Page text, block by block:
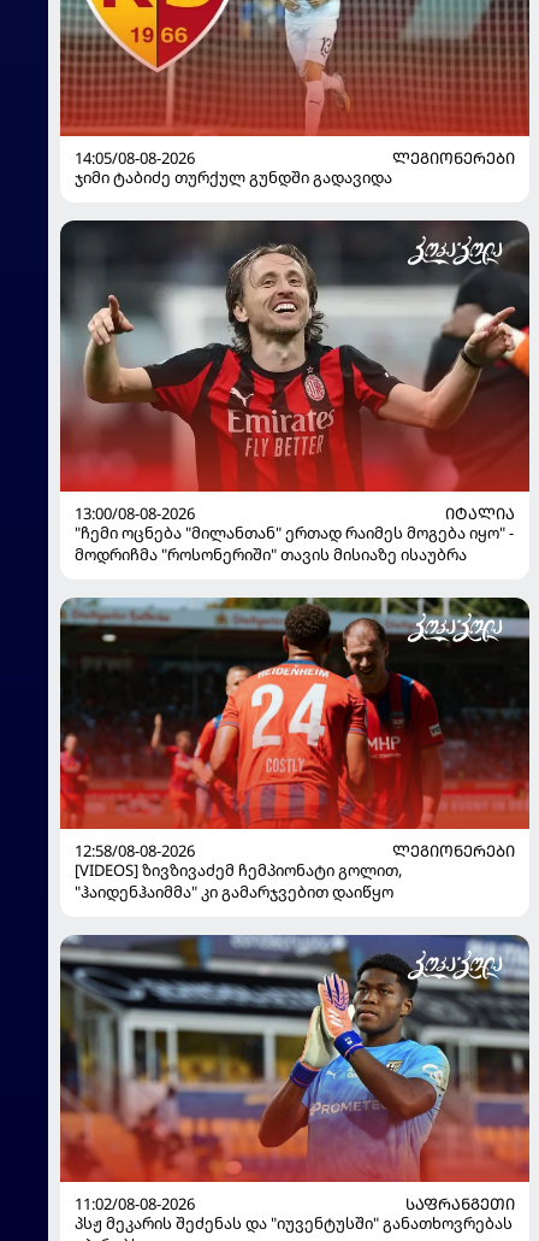
14:05/08-08-2026
ᲚᲔᲒᲘᲝᲜᲔᲠᲔᲑᲘ
ჯიმი ტაბიძე თურქულ გუნდში გადავიდა
13:00/08-08-2026
ᲘᲢᲐᲚᲘᲐ
"ჩემი ოცნება "მილანთან" ერთად რაიმეს მოგება იყო" -
მოდრიჩმა "როსონერიში" თავის მისიაზე ისაუბრა
12:58/08-08-2026
ᲚᲔᲒᲘᲝᲜᲔᲠᲔᲑᲘ
[VIDEOS] ზივზივაძემ ჩემპიონატი გოლით,
"ჰაიდენჰაიმმა" კი გამარჯვებით დაიწყო
11:02/08-08-2026
ᲡᲐᲤᲠᲐᲜᲒᲔᲗᲘ
პსჟ მეკარის შეძენას და "იუვენტუსში" განათხოვრებას